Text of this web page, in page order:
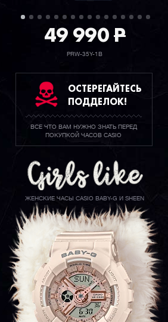
49 990P
PRW-35Y-1B
ОСТЕРЕГАЙТЕСЬ
ПОДДЕЛОК!
ВСЕ ЧТО ВАМ НУЖНО ЗНАТЬ ПЕРЕД
ПОКУПКОЙ ЧАСОВ CASIO
ЖЕНСКИЕ ЧАСЫ CASIO BABY-G И SHEEN